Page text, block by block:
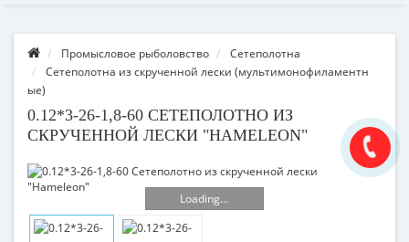
Промысловое рыболовство
Сетеполотна
Сетеполотна из скрученной лески (мультимонофиламентн
ые)
0.12*3-26-1,8-60 СЕТЕПОЛОТНО ИЗ
СКРУЧЕННОЙ ЛЕСКИ "HAMELEON"
Loading...